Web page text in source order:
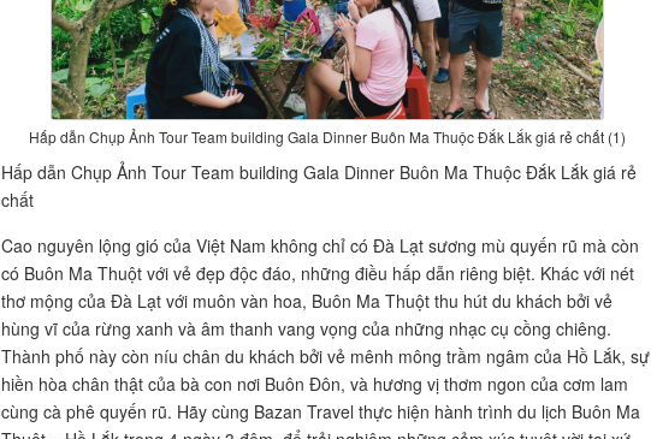
Hấp dẫn Chụp Ảnh Tour Team building Gala Dinner Buôn Ma Thuộc Đắk Lắk giá rẻ chất (1)
Hấp dẫn Chụp Ảnh Tour Team building Gala Dinner Buôn Ma Thuộc Đắk Lắk giá rẻ
chất
Cao nguyên lộng gió của Việt Nam không chỉ có Đà Lạt sương mù quyến rũ mà còn
có Buôn Ma Thuột với vẻ đẹp độc đáo, những điều hấp dẫn riêng biệt. Khác với nét
thơ mộng của Đà Lạt với muôn vàn hoa, Buôn Ma Thuột thu hút du khách bởi vẻ
hùng vĩ của rừng xanh và âm thanh vang vọng của những nhạc cụ cồng chiêng.
Thành phố này còn níu chân du khách bởi vẻ mênh mông trầm ngâm của Hồ Lắk, sự
hiền hòa chân thật của bà con nơi Buôn Đôn, và hương vị thơm ngon của cơm lam
cùng cà phê quyến rũ. Hãy cùng Bazan Travel thực hiện hành trình du lịch Buôn Ma